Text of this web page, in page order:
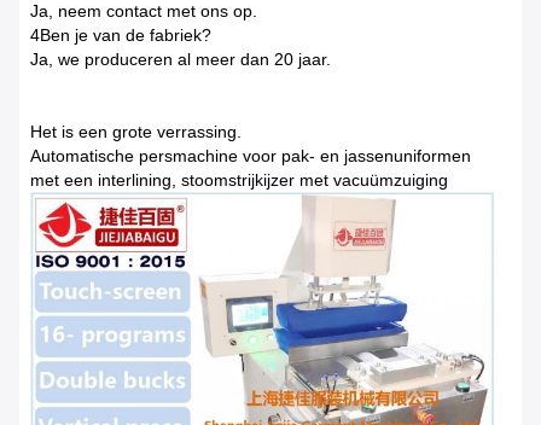
Ja, neem contact met ons op.
4Ben je van de fabriek?
Ja, we produceren al meer dan 20 jaar.
Het is een grote verrassing.
Automatische persmachine voor pak- en jassenuniformen
met een interlining, stoomstrijkijzer met vacuümzuiging